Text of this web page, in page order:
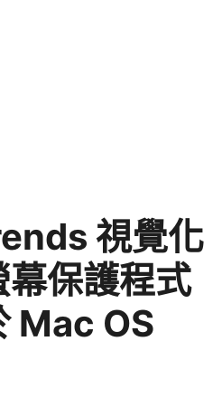
視覺化
保護程式
Mac OS